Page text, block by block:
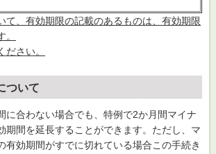
て、有効期限の記載のあるものは、有効期限
ださい。
ついて
に合わない場合でも、特例で2か月間マイナ
期間を延長することができます。ただし、マ
有効期間がすでに切れている場合この手続き